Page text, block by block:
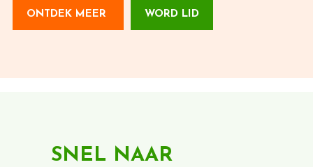
ONTDEK MEER WORD LID
SNEL NAAR